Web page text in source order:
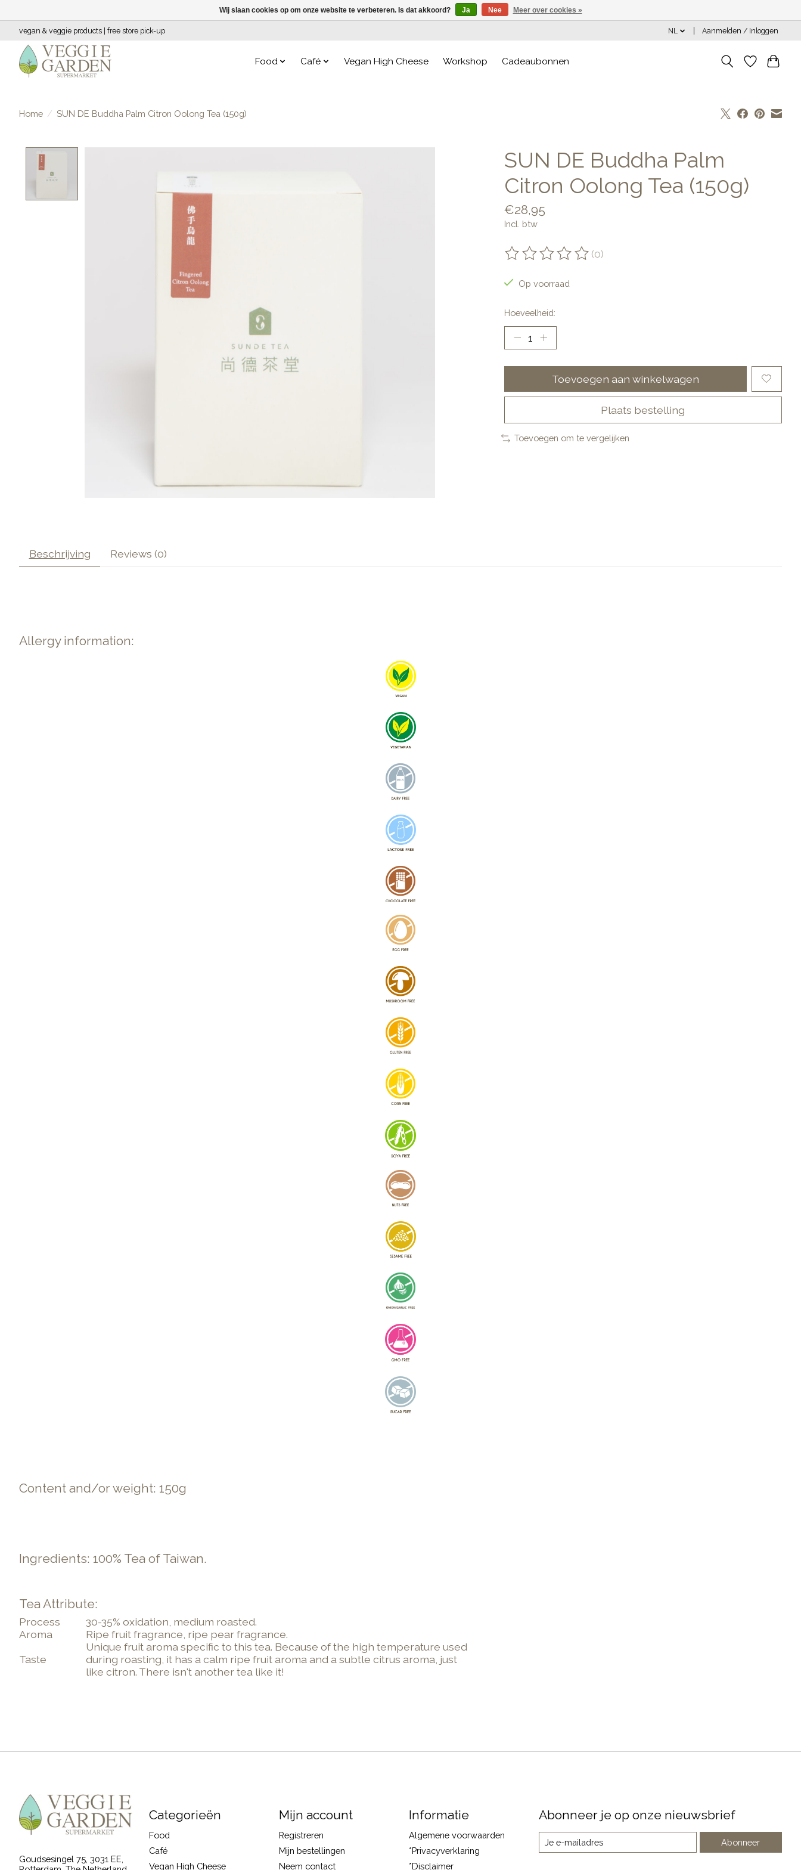
vegan & veggie products | free store pick-up NL Aanmelden / Inloggen
Food Café Vegan High Cheese Workshop Cadeaubonnen
Home / SUN DE Buddha Palm Citron Oolong Tea (150g)
SUN DE Buddha Palm
Citron Oolong Tea (150g)
€28,95
Incl. btw
De beoordeling van dit product is
(0)
Op voorraad
Hoeveelheid:
Toevoegen aan winkelwagen
Plaats bestelling
Toevoegen om te vergelijken
Beschrijving Reviews (0)
Allergy information:
Content and/or weight: 150g
Ingredients: 100% Tea of Taiwan.
Tea Attribute:
Process
30-35% oxidation, medium roasted.
Aroma
Ripe fruit fragrance, ripe pear fragrance.
Taste
Unique fruit aroma specific to this tea. Because of the high temperature used
during roasting, it has a calm ripe fruit aroma and a subtle citrus aroma, just
like citron. There isn't another tea like it!
Goudsesingel 75, 3031 EE,
Categorieën
Food
Café
Vegan High Cheese
Mijn account
Registreren
Mijn bestellingen
Neem contact
Informatie
Algemene voorwaarden
*Privacyverklaring
*Disclaimer
Abonneer je op onze nieuwsbrief
Abonneer
Wij slaan cookies op om onze website te verbeteren. Is dat akkoord? Ja Nee Meer over cookies »